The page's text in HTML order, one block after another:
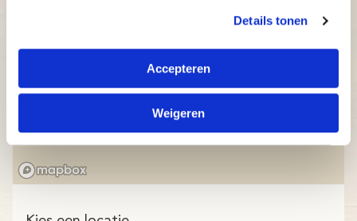
Details tonen
Accepteren
Weigeren